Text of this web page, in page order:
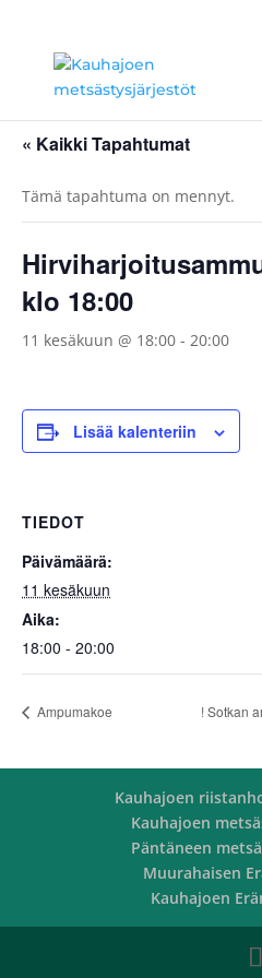
« Kaikki Tapahtumat
Tämä tapahtuma on mennyt.
klo 18:00
11 kesäkuun @ 18:00 - 20:00
Lisää kalenteriin
TIEDOT
Päivämäärä:
11 kesäkuun
Aika:
18:00 - 20:00
Ampumakoe ! Sotkan
Kauhajoen
Kauhajoen
Päntäneen
Muurahaisen
Kauhajoen